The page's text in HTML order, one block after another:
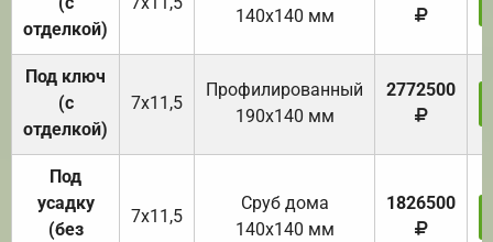
отделкой)
140х140 мм
Под ключ
(с
отделкой)
7х11,5
Профилированный
190х140 мм
2772500
Под
усадку
(без
7х11,5
Cруб дома
140х140 мм
1826500